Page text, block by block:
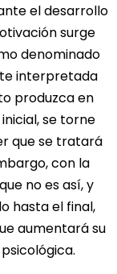
el desarrollo
surge
denominado
interpretada
produzca en
se torne
que se tratará
con la
no es así, y
hasta el final,
aumentará su